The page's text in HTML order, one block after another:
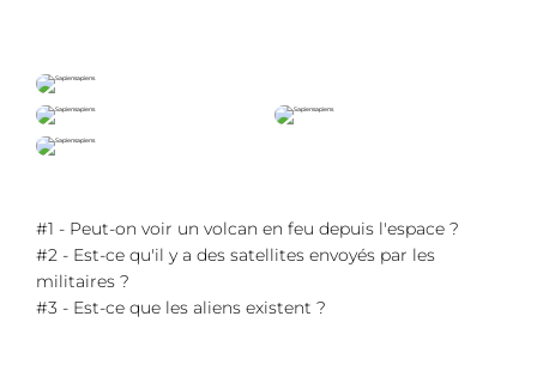
#1 - Peut-on voir un volcan en feu depuis l'espace ?
#2 - Est-ce qu'il y a des satellites envoyés par les
militaires ?
#3 - Est-ce que les aliens existent ?
J'accepte la collecte de mes données de la part de l'entreprise
SapienSapienS.
ENVOYER
Ou directement ici
contact@sapiensapiens.com